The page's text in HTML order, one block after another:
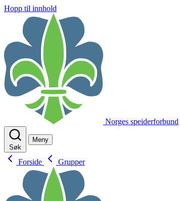
Hopp til innhold
Norges speiderforbund
Søk
Meny
Forside Grupper